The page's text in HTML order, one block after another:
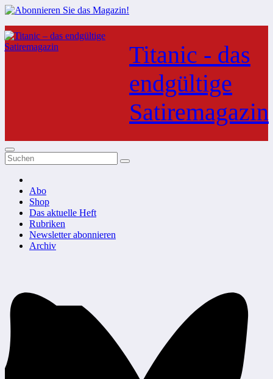
Zum
Inhalt
springen
Titanic - das
endgültige
Satiremagazin
Abo
Shop
Das aktuelle Heft
Rubriken
Newsletter abonnieren
Archiv